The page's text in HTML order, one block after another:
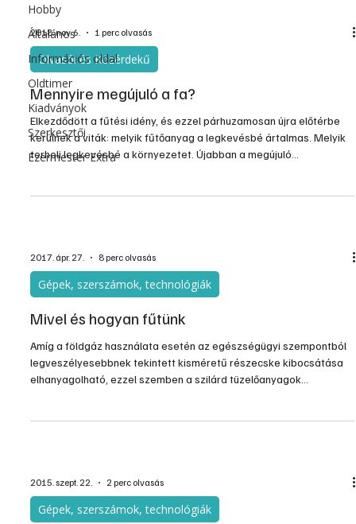
Hobby
Általános
Információs oldal
Oldtimer
Kiadványok
Szerkesztői
Ezermester Extra
2018. nov. 6. 1 perc olvasás
Olvasói és Közérdekű
Mennyire megújuló a fa?
Elkezdődött a fűtési idény, és ezzel párhuzamosan újra előtérbe
kerülnek a viták: melyik fűtőanyag a legkevésbé ártalmas. Melyik
terheli legkevésbé a környezetet. Újabban a megújuló
2017. ápr. 27. 8 perc olvasás
Gépek, szerszámok, technológiák
Mivel és hogyan fűtünk
Amíg a földgáz használata esetén az egészségügyi szempontból
legveszélyesebbnek tekintett kisméretű részecske kibocsátása
elhanyagolható, ezzel szemben a szilárd tüzelőanyagok
2015. szept. 22. 2 perc olvasás
Gépek, szerszámok, technológiák